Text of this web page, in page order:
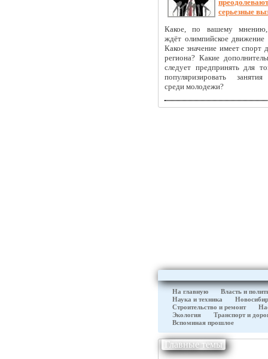
преодолевают
серьезные
Какое, по вашему
ждёт олимпийское движение
Какое значение имеет спорт
региона? Какие
следует предпринять для
популяризировать
среди молодежи?
На главную
Власть и
Наука и техника
Строительство и ремонт
Экология
Транспорт и
Вспоминая прошлое
Главные темы